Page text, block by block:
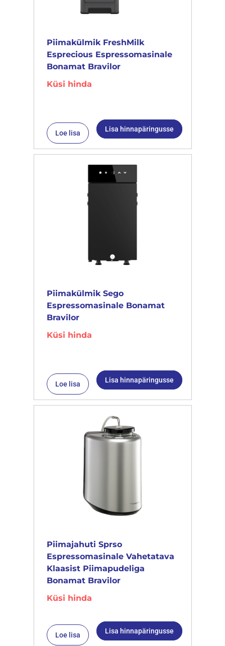
Piimakülmik FreshMilk
Esprecious Espressomasinale
Bonamat Bravilor
Küsi hinda
Loe lisa Lisa hinnapäringusse
Piimakülmik Sego
Espressomasinale Bonamat
Bravilor
Küsi hinda
Loe lisa Lisa hinnapäringusse
Piimajahuti Sprso
Espressomasinale Vahetatava
Klaasist Piimapudeliga
Bonamat Bravilor
Küsi hinda
Loe lisa Lisa hinnapäringusse